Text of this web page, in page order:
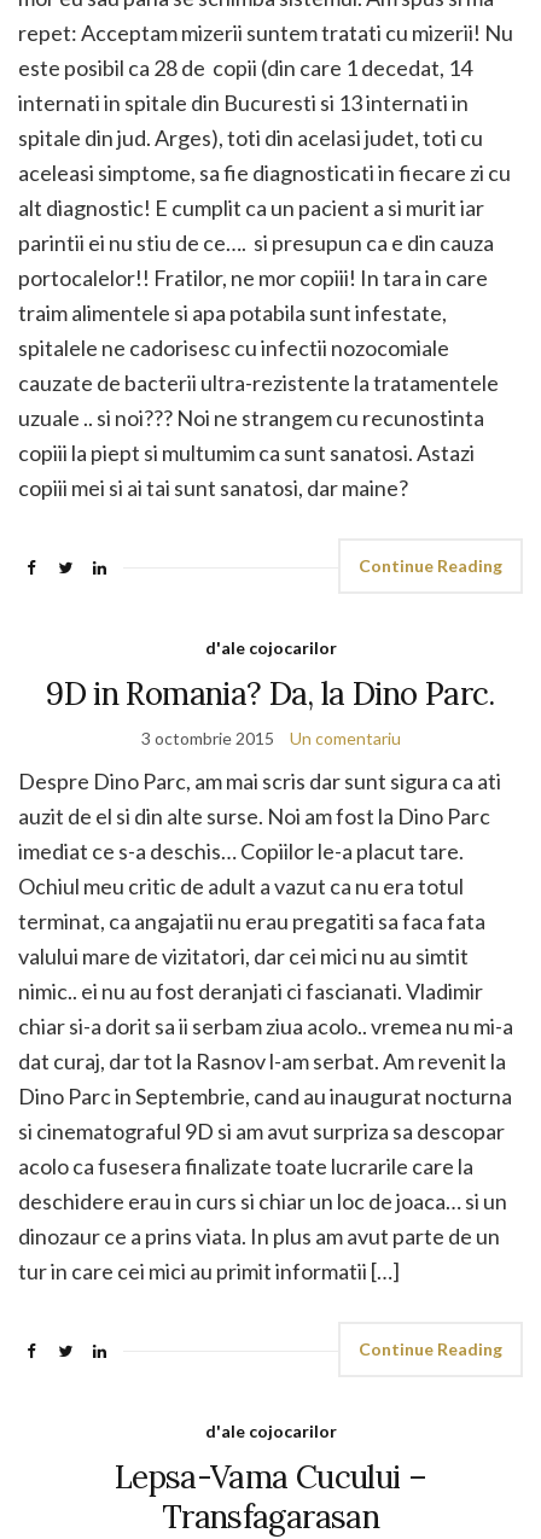
repet: Acceptam mizerii suntem tratati cu mizerii! Nu
este posibil ca 28 de copii (din care 1 decedat, 14
internati in spitale din Bucuresti si 13 internati in
spitale din jud. Arges), toti din acelasi judet, toti cu
aceleasi simptome, sa fie diagnosticati in fiecare zi cu
alt diagnostic! E cumplit ca un pacient a si murit iar
parintii ei nu stiu de ce…. si presupun ca e din cauza
portocalelor!! Fratilor, ne mor copiii! In tara in care
traim alimentele si apa potabila sunt infestate,
spitalele ne cadorisesc cu infectii nozocomiale
cauzate de bacterii ultra-rezistente la tratamentele
uzuale .. si noi??? Noi ne strangem cu recunostinta
copiii la piept si multumim ca sunt sanatosi. Astazi
copiii mei si ai tai sunt sanatosi, dar maine?
Continue Reading
d'ale cojocarilor
9D in Romania? Da, la Dino Parc.
3 octombrie 2015 Un comentariu
Despre Dino Parc, am mai scris dar sunt sigura ca ati
auzit de el si din alte surse. Noi am fost la Dino Parc
imediat ce s-a deschis… Copiilor le-a placut tare.
Ochiul meu critic de adult a vazut ca nu era totul
terminat, ca angajatii nu erau pregatiti sa faca fata
valului mare de vizitatori, dar cei mici nu au simtit
nimic.. ei nu au fost deranjati ci fascianati. Vladimir
chiar si-a dorit sa ii serbam ziua acolo.. vremea nu mi-a
dat curaj, dar tot la Rasnov l-am serbat. Am revenit la
Dino Parc in Septembrie, cand au inaugurat nocturna
si cinematograful 9D si am avut surpriza sa descopar
acolo ca fusesera finalizate toate lucrarile care la
deschidere erau in curs si chiar un loc de joaca… si un
dinozaur ce a prins viata. In plus am avut parte de un
tur in care cei mici au primit informatii […]
Continue Reading
d'ale cojocarilor
Lepsa-Vama Cucului –
Transfagarasan